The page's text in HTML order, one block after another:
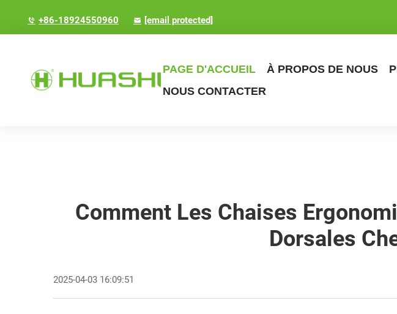
+86-18924550960 [email protected]
PAGE D'ACCUEIL À PROPOS DE NOUS
NOUS CONTACTER
Comment Les Chaises
Dorsales
2025-04-03 16:09:51